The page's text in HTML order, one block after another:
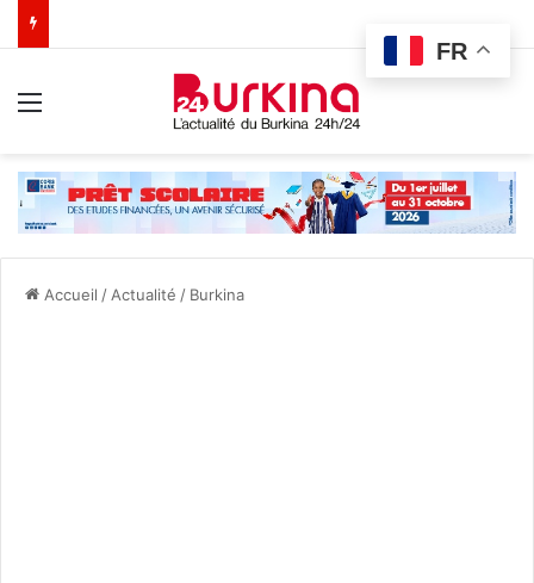
Accueil / Actualité / Burkina
FR